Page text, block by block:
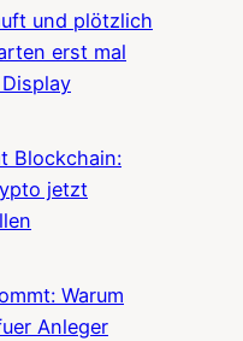
und plötzlich
erst mal
Blockchain:
jetzt
Warum
Anleger